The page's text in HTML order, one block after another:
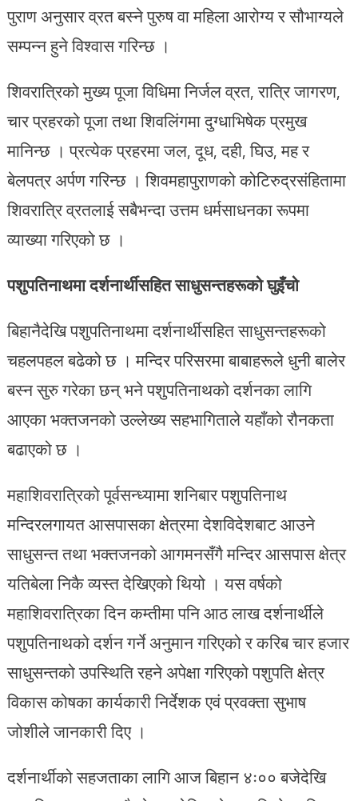
पुराण अनुसार व्रत बस्ने पुरुष वा महिला आरोग्य र सौभाग्यले
सम्पन्न हुने विश्वास गरिन्छ ।
शिवरात्रिको मुख्य पूजा विधिमा निर्जल व्रत, रात्रि जागरण,
चार प्रहरको पूजा तथा शिवलिंगमा दुग्धाभिषेक प्रमुख
मानिन्छ । प्रत्येक प्रहरमा जल, दूध, दही, घिउ, मह र
बेलपत्र अर्पण गरिन्छ । शिवमहापुराणको कोटिरुद्रसंहितामा
शिवरात्रि व्रतलाई सबैभन्दा उत्तम धर्मसाधनका रूपमा
व्याख्या गरिएको छ ।
पशुपतिनाथमा दर्शनार्थीसहित साधुसन्तहरूको घुइँचो
बिहानैदेखि पशुपतिनाथमा दर्शनार्थीसहित साधुसन्तहरूको
चहलपहल बढेको छ । मन्दिर परिसरमा बाबाहरूले धुनी बालेर
बस्न सुरु गरेका छन् भने पशुपतिनाथको दर्शनका लागि
आएका भक्तजनको उल्लेख्य सहभागिताले यहाँको रौनकता
बढाएको छ ।
महाशिवरात्रिको पूर्वसन्ध्यामा शनिबार पशुपतिनाथ
मन्दिरलगायत आसपासका क्षेत्रमा देशविदेशबाट आउने
साधुसन्त तथा भक्तजनको आगमनसँगै मन्दिर आसपास क्षेत्र
यतिबेला निकै व्यस्त देखिएको थियो । यस वर्षको
महाशिवरात्रिका दिन कम्तीमा पनि आठ लाख दर्शनार्थीले
पशुपतिनाथको दर्शन गर्ने अनुमान गरिएको र करिब चार हजार
साधुसन्तको उपस्थिति रहने अपेक्षा गरिएको पशुपति क्षेत्र
विकास कोषका कार्यकारी निर्देशक एवं प्रवक्ता सुभाष
जोशीले जानकारी दिए ।
दर्शनार्थीको सहजताका लागि आज बिहान ४ः०० बजेदेखि